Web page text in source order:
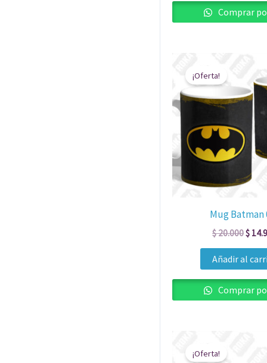
Comprar
¡Oferta!
Mug Batman
$20.000
era:
$
$
Añadir al
Comprar
¡Oferta!